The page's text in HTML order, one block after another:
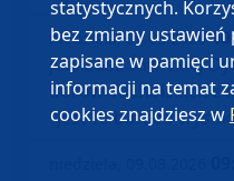
niedziela, 09.08.2026
jubileusz Śliwickiej
Borów Tucholskich z
"Jest to bardzo
statystycznych.
bez zmiany
zapisane w pamięci
informacji na temat
cookies znajdziesz w